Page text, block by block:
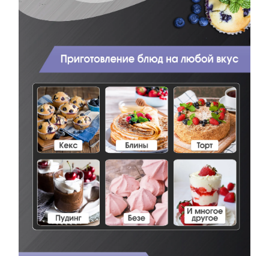
КУПИТЬ В ОДИН КЛИК
Заполните короткую форму —
и мы оформим заказ за вас.
Миксер Zigmund & Shtain ZHM-156
Вариант
Миксер Zigmund & Shtain ZHM-156
zhm156
Поделитесь впечатлениями
Загрузить фото